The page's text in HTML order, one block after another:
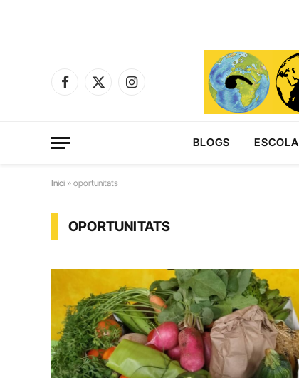
Facebook
X
Instagram
BLOGS ESCOLA
Inici » oportunitats
OPORTUNITATS